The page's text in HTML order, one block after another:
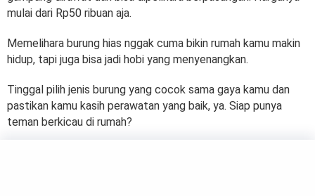
mulai dari Rp50 ribuan aja.
Memelihara burung hias nggak cuma bikin rumah kamu makin
hidup, tapi juga bisa jadi hobi yang menyenangkan.
Tinggal pilih jenis burung yang cocok sama gaya kamu dan
pastikan kamu kasih perawatan yang baik, ya. Siap punya
teman berkicau di rumah?